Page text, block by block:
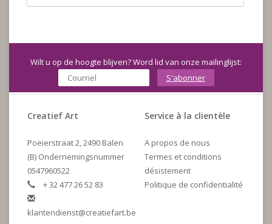
Wilt u op de hoogte blijven? Word lid van onze mailinglijst:
S'abonner
Creatief Art
Poeierstraat 2, 2490 Balen
(B) Ondernemingsnummer
0547960522
+ 32 477 26 52 83
klantendienst@creatiefart.be
Service à la clientèle
A propos de nous
Termes et conditions
désistement
Politique de confidentialité